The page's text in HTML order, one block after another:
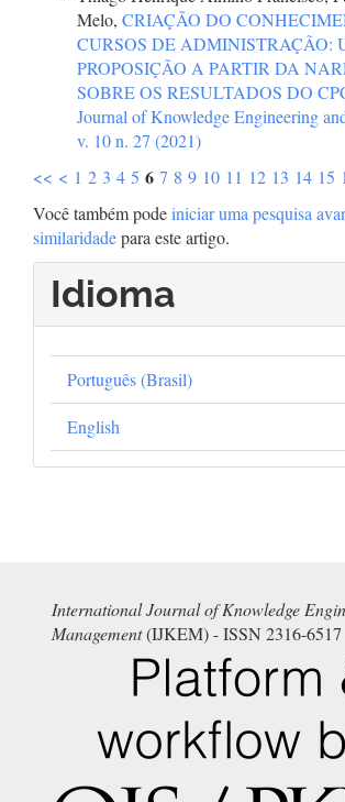
Melo, CRIAÇÃO DO
CURSOS DE ADMINISTRAÇÃO:
PROPOSIÇÃO A PARTIR DA
SOBRE OS RESULTADOS DO
Journal of Knowledge Engineering
v. 10 n. 27 (2021)
<< < 1 2 3 4 5 6 7 8 9 10 11 12 13 14 15
Você também podeiniciar uma pesquisa
similaridadepara este artigo.
Idioma
Português (Brasil)
English
International Journal of Knowledge
Management(IJKEM) - ISSN 2316-6517